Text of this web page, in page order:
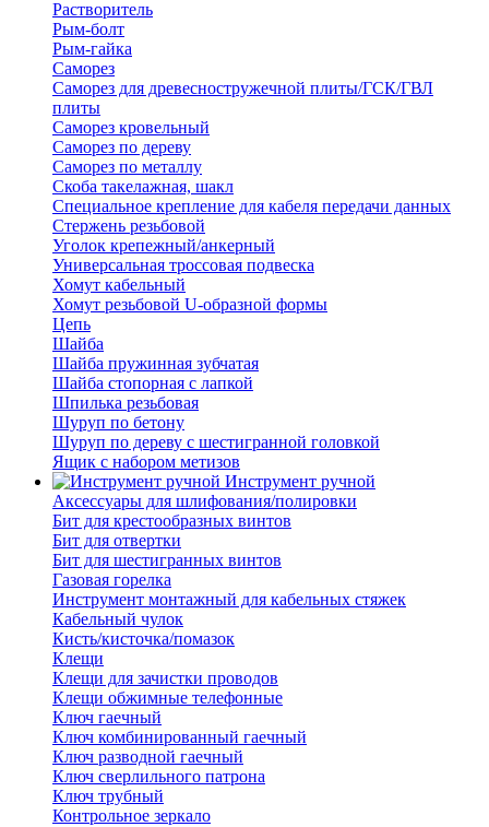
Растворитель
Рым-болт
Рым-гайка
Саморез
Саморез для древесностружечной плиты/ГСК/ГВЛ
плиты
Саморез кровельный
Саморез по дереву
Саморез по металлу
Скоба такелажная, шакл
Специальное крепление для кабеля передачи данных
Стержень резьбовой
Уголок крепежный/анкерный
Универсальная троссовая подвеска
Хомут кабельный
Хомут резьбовой U-образной формы
Цепь
Шайба
Шайба пружинная зубчатая
Шайба стопорная с лапкой
Шпилька резьбовая
Шуруп по бетону
Шуруп по дереву с шестигранной головкой
Ящик с набором метизов
Инструмент ручной
Аксессуары для шлифования/полировки
Бит для крестообразных винтов
Бит для отвертки
Бит для шестигранных винтов
Газовая горелка
Инструмент монтажный для кабельных стяжек
Кабельный чулок
Кисть/кисточка/помазок
Клещи
Клещи для зачистки проводов
Клещи обжимные телефонные
Ключ гаечный
Ключ комбинированный гаечный
Ключ разводной гаечный
Ключ сверлильного патрона
Ключ трубный
Контрольное зеркало